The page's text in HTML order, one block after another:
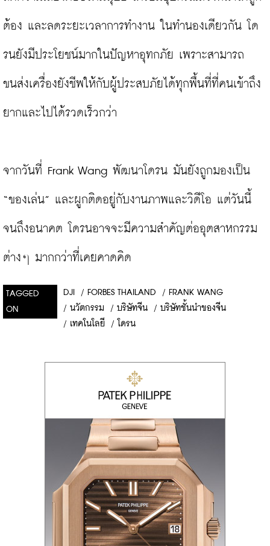
ต้อง และลดระยะเวลาการทำงาน ในทำนองเดียวกัน โด
รนยังมีประโยชน์มากในปัญหาอุทกภัย เพราะสามารถ
ขนส่งเครื่องยังชีพให้กับผู้ประสบภัยได้ทุกพื้นที่ที่คนเข้าถึง
ยากและไปได้รวดเร็วกว่า
จากวันที่ Frank Wang พัฒนาโดรน มันยังถูกมองเป็น
“ของเล่น” และผูกติดอยู่กับงานภาพและวิดีโอ แต่วันนี้
จนถึงอนาคต โดรนอาจจะมีความสำคัญต่ออุตสาหกรรม
ต่างๆ มากกว่าที่เคยคาดคิด
TAGGED
ON
DJI / FORBES THAILAND / FRANK WANG
/ นวัตกรรม / บริษัทจีน / บริษัทชั้นนำของจีน
/ เทคโนโลยี / โดรน